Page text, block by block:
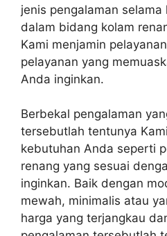
jenis pengalaman
dalam bidang kolam
Kami menjamin
pelayanan yang
Anda inginkan.
Berbekal pengalaman
tersebutlah tentunya
kebutuhan Anda seperti
renang yang sesuai
inginkan. Baik dengan
mewah, minimalis atau
harga yang terjangkau